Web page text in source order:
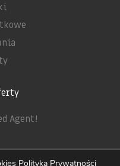
Agent!
Polityka Prywatności